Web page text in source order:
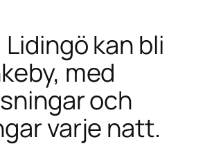
kan bli
med
och
varje natt.